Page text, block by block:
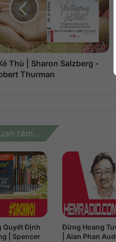
Thù | Sharon Salzberg -
Thurman
tâm...
Quyết Định
| Spencer
Đừng Hoang
| Alan Phan